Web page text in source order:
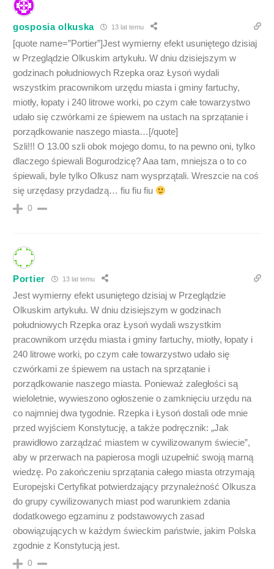
gosposia olkuska 13 lat temu
[quote name=”Portier”]Jest wymierny efekt usuniętego dzisiaj
w Przeglądzie Olkuskim artykułu. W dniu dzisiejszym w
godzinach południowych Rzepka oraz Łysoń wydali
wszystkim pracownikom urzędu miasta i gminy fartuchy,
miotły, łopaty i 240 litrowe worki, po czym całe towarzystwo
udało się czwórkami ze śpiewem na ustach na sprzątanie i
porządkowanie naszego miasta…[/quote]
Szli!!! O 13.00 szli obok mojego domu, to na pewno oni, tylko
dlaczego śpiewali Bogurodzicę? Aaa tam, mniejsza o to co
śpiewali, byle tylko Olkusz nam wysprzątali. Wreszcie na coś
się urzędasy przydadzą… fiu fiu fiu
0
Portier 13 lat temu
Jest wymierny efekt usuniętego dzisiaj w Przeglądzie
Olkuskim artykułu. W dniu dzisiejszym w godzinach
południowych Rzepka oraz Łysoń wydali wszystkim
pracownikom urzędu miasta i gminy fartuchy, miotły, łopaty i
240 litrowe worki, po czym całe towarzystwo udało się
czwórkami ze śpiewem na ustach na sprzątanie i
porządkowanie naszego miasta. Ponieważ zaległości są
wieloletnie, wywieszono ogłoszenie o zamknięciu urzędu na
co najmniej dwa tygodnie. Rzepka i Łysoń dostali ode mnie
przed wyjściem Konstytucję, a także podręcznik: „Jak
prawidłowo zarządzać miastem w cywilizowanym świecie”,
aby w przerwach na papierosa mogli uzupełnić swoją marną
wiedzę. Po zakończeniu sprzątania całego miasta otrzymają
Europejski Certyfikat potwierdzający przynależność Olkusza
do grupy cywilizowanych miast pod warunkiem zdania
dodatkowego egzaminu z podstawowych zasad
obowiązujących w każdym świeckim państwie, jakim Polska
zgodnie z Konstytucją jest.
0